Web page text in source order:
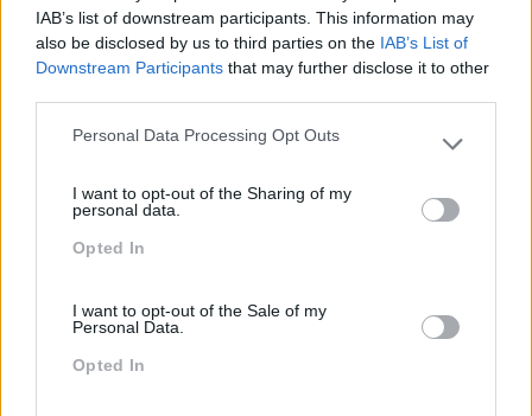
IAB’s list of downstream participants. This information may
also be disclosed by us to third parties on the IAB’s List of
Downstream Participants that may further disclose it to other
Please note that this website/app uses one or more Google
not limited to your visit or usage behaviour. You may click to
grant or deny consent to Google and its third-party tags to
use your data for below specified purposes in below Google
Personal Data Processing Opt Outs
I want to opt-out of the Sharing of my
personal data.
Opted In
I want to opt-out of the Sale of my
Personal Data.
Opted In
no seu crescimento a longo prazo
A combinação de tecnologia, metodologias ativas e
orientação para o desenvolvimento profissional é, hoje
empregabilidade sustentável e uma economia do
comum: acompanhar pessoas e empresas no seu
crescimento a longo prazo, construindo em conjunto o